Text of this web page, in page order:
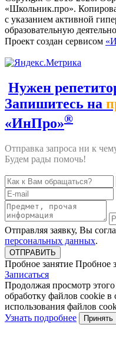
«Школьник.про».
с указанием активной
образовательную
Проект создан сервисом
Нужен
Запишитесь на
«ИнПро»®
Отправка запроса ни к
Будем рады помочь!
Отправляя заявку, Вы
персональных данных.
Пробное занятие Пробное
Записаться
Продолжая просмотр
обработку файлов cookie в
использования файлов
Узнать подробнее
Принять